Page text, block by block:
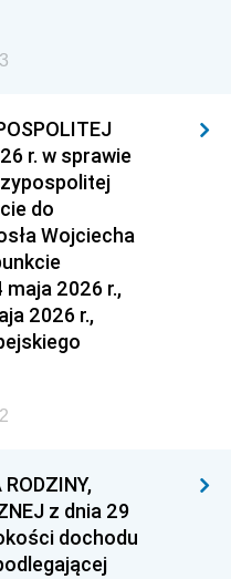
r. w sprawie
do
Wojciecha
2026 r.,
2026 r.,
z dnia 29
dochodu